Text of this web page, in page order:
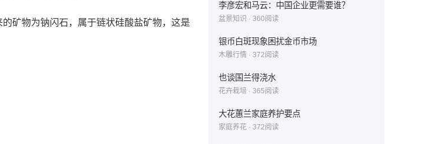
矿物为钠闪石，属于链状硅酸盐矿物，这是
李彦宏和马云：中国企业更需要谁？
盆景知识 · 360阅读
银币白斑现象困扰金币市场
木雕行情 · 372阅读
也谈国兰得浇水
花卉栽培 · 365阅读
大花蕙兰家庭养护要点
家庭养花 · 372阅读